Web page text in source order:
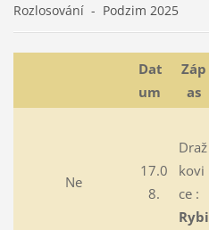
Rozlosování - Podzim 2025
Dat
um
Záp
as
Ne
17.0
8.
Draž
kovi
ce :
Rybi